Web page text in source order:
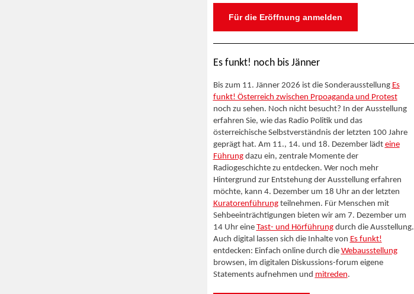
Für die Eröffnung anmelden
Es funkt! noch bis Jänner
Bis zum 11. Jänner 2026 ist die Sonderausstellung Es
funkt! Österreich zwischen Prpoaganda und Protest
noch zu sehen. Noch nicht besucht? In der Ausstellung
erfahren Sie, wie das Radio Politik und das
österreichische Selbstverständnis der letzten 100 Jahre
geprägt hat. Am 11., 14. und 18. Dezember lädt eine
Führungdazu ein, zentrale Momente der
Radiogeschichte zu entdecken. Wer noch mehr
Hintergrund zur Entstehung der Ausstellung erfahren
möchte, kann 4. Dezember um 18 Uhr an der letzten
Kuratorenführungteilnehmen. Für Menschen mit
Sehbeeinträchtigungen bieten wir am 7. Dezember um
14 Uhr eine Tast- und Hörführungdurch die Ausstellung.
Auch digital lassen sich die Inhalte von Es funkt!
entdecken: Einfach online durch die Webausstellung
browsen, im digitalen Diskussions-forum eigene
Statements aufnehmen und mitreden.